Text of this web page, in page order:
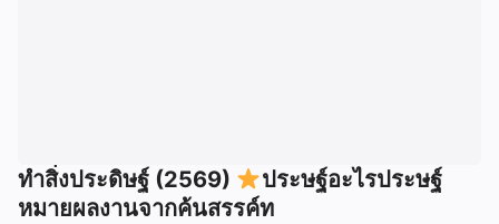
ทำสิ่งประดิษฐ์ (2569)
ประษฐ์อะไรประษฐ์
หมายผลงานจากค้นสรรค์ท